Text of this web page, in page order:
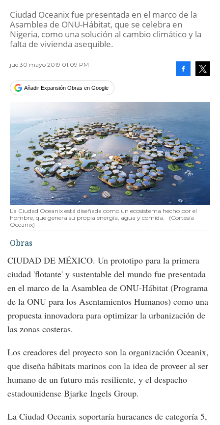
Ciudad Oceanix fue presentada en el marco de la
Asamblea de ONU-Hábitat, que se celebra en
Nigeria, como una solución al cambio climático y la
falta de vivienda asequible.
jue 30 mayo 2019 01:09 PM
Añadir Expansión Obras en Google
La Ciudad Oceanix está diseñada como un ecosistema hecho por el
hombre, que genera su propia energía, agua y comida.
(Cortesía
Oceanix)
Obras
CIUDAD DE MÉXICO. Un prototipo para la primera
ciudad 'flotante' y sustentable del mundo fue presentada
en el marco de la Asamblea de ONU-Hábitat (Programa
de la ONU para los Asentamientos Humanos) como una
propuesta innovadora para optimizar la urbanización de
las zonas costeras.
Los creadores del proyecto son la organización Oceanix,
que diseña hábitats marinos con la idea de proveer al ser
humano de un futuro más resiliente, y el despacho
estadounidense Bjarke Ingels Group.
La Ciudad Oceanix soportaría huracanes de categoría 5,